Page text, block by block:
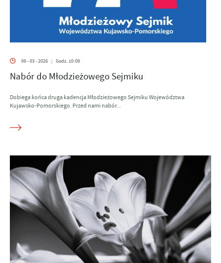
09 - 03 - 2026 | Godz. 10:09
Nabór do Młodzieżowego Sejmiku
Dobiega końca druga kadencja Młodzieżowego Sejmiku Województwa
Kujawsko-Pomorskiego. Przed nami nabór...